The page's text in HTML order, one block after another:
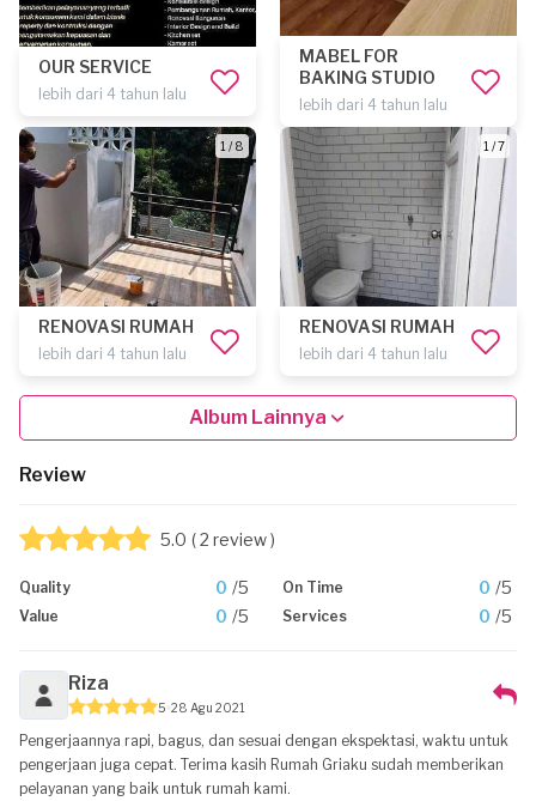
OUR SERVICE
lebih dari 4 tahun lalu
MABEL FOR
BAKING STUDIO
lebih dari 4 tahun lalu
1 / 8
RENOVASI RUMAH
lebih dari 4 tahun lalu
1 / 7
RENOVASI RUMAH
lebih dari 4 tahun lalu
Album Lainnya
Review
5.0 ( 2 review )
Quality 0 /5 On Time 0 /5
Value 0 /5 Services 0 /5
Riza
5 28 Agu 2021
Pengerjaannya rapi, bagus, dan sesuai dengan ekspektasi, waktu untuk
pengerjaan juga cepat. Terima kasih Rumah Griaku sudah memberikan
pelayanan yang baik untuk rumah kami.